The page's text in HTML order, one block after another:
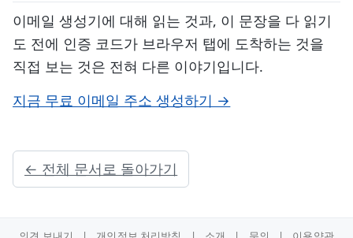
이메일 생성기에 대해 읽는 것과, 이 문장을 다 읽기
도 전에 인증 코드가 브라우저 탭에 도착하는 것을
직접 보는 것은 전혀 다른 이야기입니다.
지금 무료 이메일 주소 생성하기 →
← 전체 문서로 돌아가기